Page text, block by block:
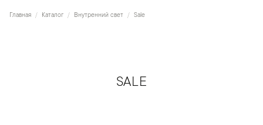
Главная Каталог Внутренний свет Sale
SALE